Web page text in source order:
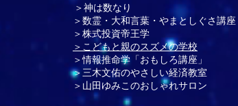
＞神は数なり
＞数霊・大和言葉・やまとしぐさ講座
＞株式投資帝王学
＞こどもと親のスズメの学校
＞情報推命学「おもしろ講座」
＞三木文佑のやさしい経済教室
＞山田ゆみこのおしゃれサロン